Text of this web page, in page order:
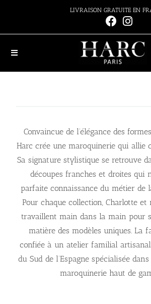
LIVRAISON GRATUITE EN
Convaincue de l’élégance des
Harc crée une maroquinerie qui allie
Sa signature stylistique se retrouve
découpes franches et droites qui
parfaite connaissance du métier de
Pour chaque collection, Charlotte et
travaillent main dans la main pour
matière des modèles uniques. La
confiée à un atelier familial
du Sud de l’Espagne spécialisée
maroquinerie haut de